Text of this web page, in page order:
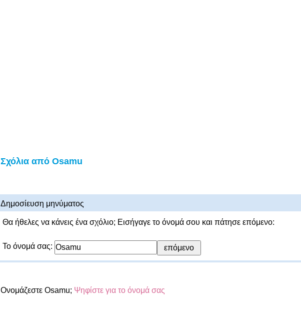
Σχόλια από Osamu
Δημοσίευση μηνύματος
Θα ήθελες να κάνεις ένα σχόλιο; Εισήγαγε το όνομά σου και πάτησε επόμενο:
Το όνομά σας:
Ονομάζεστε Osamu; Ψηφίστε για το όνομά σας